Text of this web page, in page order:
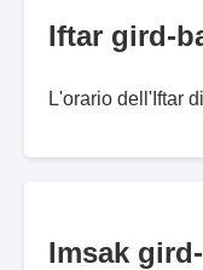
Iftar gird-
L'orario dell'Iftar
Imsak